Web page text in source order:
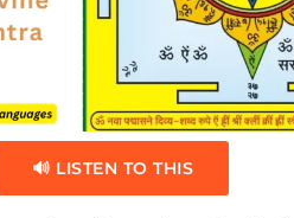
🔊 LISTEN TO THIS